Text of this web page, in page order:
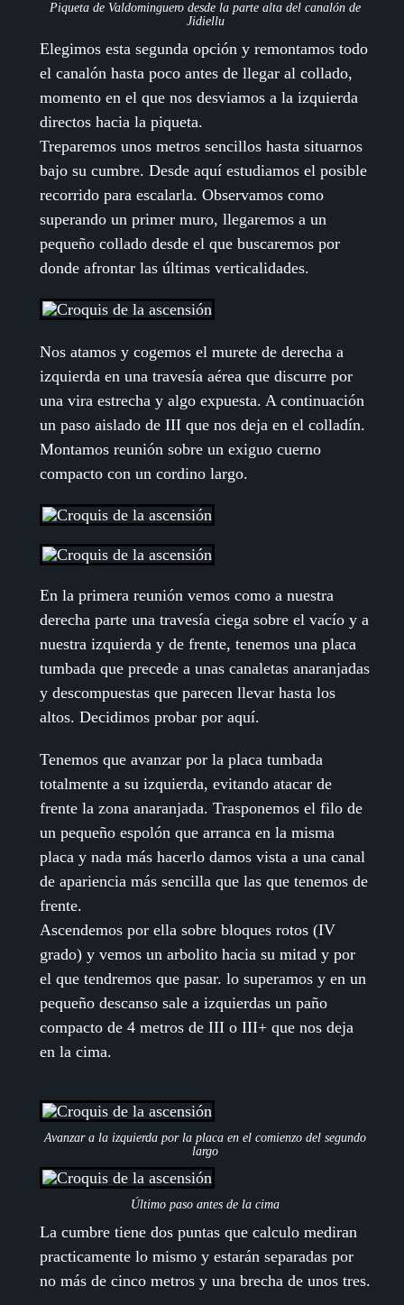
Piqueta de Valdominguero desde la parte alta del canalón de
Jidiellu
Elegimos esta segunda opción y remontamos todo
el canalón hasta poco antes de llegar al collado,
momento en el que nos desviamos a la izquierda
directos hacia la piqueta.
Treparemos unos metros sencillos hasta situarnos
bajo su cumbre. Desde aquí estudiamos el posible
recorrido para escalarla. Observamos como
superando un primer muro, llegaremos a un
pequeño collado desde el que buscaremos por
donde afrontar las últimas verticalidades.
Nos atamos y cogemos el murete de derecha a
izquierda en una travesía aérea que discurre por
una vira estrecha y algo expuesta. A continuación
un paso aislado de III que nos deja en el colladín.
Montamos reunión sobre un exiguo cuerno
compacto con un cordino largo.
En la primera reunión vemos como a nuestra
derecha parte una travesía ciega sobre el vacío y a
nuestra izquierda y de frente, tenemos una placa
tumbada que precede a unas canaletas anaranjadas
y descompuestas que parecen llevar hasta los
altos. Decidimos probar por aquí.
Tenemos que avanzar por la placa tumbada
totalmente a su izquierda, evitando atacar de
frente la zona anaranjada. Trasponemos el filo de
un pequeño espolón que arranca en la misma
placa y nada más hacerlo damos vista a una canal
de apariencia más sencilla que las que tenemos de
frente.
Ascendemos por ella sobre bloques rotos (IV
grado) y vemos un arbolito hacia su mitad y por
el que tendremos que pasar. lo superamos y en un
pequeño descanso sale a izquierdas un paño
compacto de 4 metros de III o III+ que nos deja
en la cima.
Avanzar a la izquierda por la placa en el comienzo del segundo
largo
Último paso antes de la cima
La cumbre tiene dos puntas que calculo mediran
practicamente lo mismo y estarán separadas por
no más de cinco metros y una brecha de unos tres.